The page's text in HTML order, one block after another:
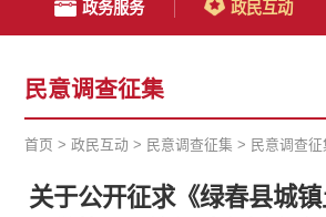
政务服务 政民互动
民意调查征集
首页 >政民互动 > 民意调查征集 > 民意调查征
关于公开征求《绿春县城